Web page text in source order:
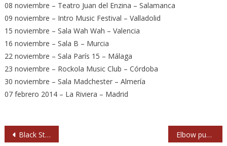
08 noviembre – Teatro Juan del Enzina – Salamanca
09 noviembre – Intro Music Festival – Valladolid
15 noviembre – Sala Wah Wah – Valencia
16 noviembre – Sala B – Murcia
22 noviembre – Sala París 15 – Málaga
23 noviembre – Rockola Music Club – Córdoba
30 noviembre – Sala Madchester – Almería
07 febrero 2014 – La Riviera – Madrid
Navegación
Black Star Riders actúan en Barcelona y Madrid este mes Elbow publicarán nuevo álbum en marzo de 2014